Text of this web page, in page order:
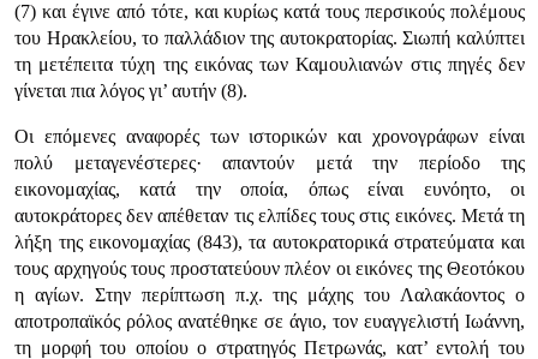
(7) και έγινε από τότε, και κυρίως κατά τους περσικούς πολέμους
του Ηρακλείου, το παλλάδιον της αυτοκρατορίας. Σιωπή καλύπτει
τη μετέπειτα τύχη της εικόνας των Καμουλιανών στις πηγές δεν
γίνεται πια λόγος γι’ αυτήν (8).
Οι επόμενες αναφορές των ιστορικών και χρονογράφων είναι
πολύ μεταγενέστερες· απαντούν μετά την περίοδο της
εικονομαχίας, κατά την οποία, όπως είναι ευνόητο, οι
αυτοκράτορες δεν απέθεταν τις ελπίδες τους στις εικόνες. Μετά τη
λήξη της εικονομαχίας (843), τα αυτοκρατορικά στρατεύματα και
τους αρχηγούς τους προστατεύουν πλέον οι εικόνες της Θεοτόκου
η αγίων. Στην περίπτωση π.χ. της μάχης του Λαλακάοντος ο
αποτροπαϊκός ρόλος ανατέθηκε σε άγιο, τον ευαγγελιστή Ιωάννη,
τη μορφή του οποίου ο στρατηγός Πετρωνάς, κατ’ εντολή του